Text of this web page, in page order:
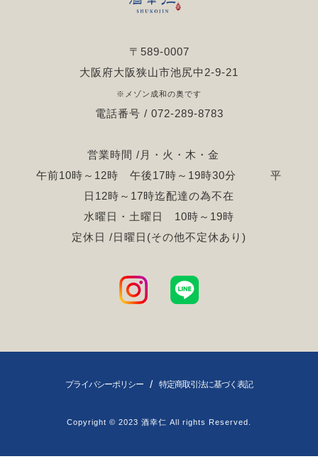
〒589-0007
大阪府大阪狭山市池尻中2-9-21
※メゾン成和の奥です
電話番号 / 072-289-8783
営業時間 /月・火・木・金
午前10時～12時 午後17時～19時30分 平
日12時～17時迄配達の為不在
水曜日・土曜日 10時～19時
定休日 /日曜日(その他不定休あり)
プライバシーポリシー / 特定商取引法に基づく表記
Copyright © 2023 酒幸仁 All rights Reserved.